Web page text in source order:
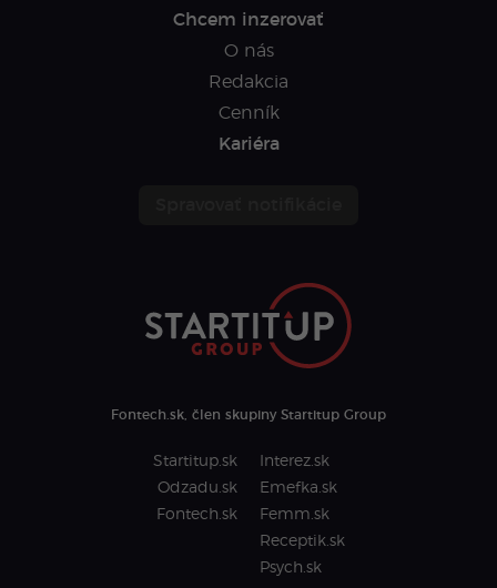
Chcem inzerovať
O nás
Redakcia
Cenník
Kariéra
Fontech.sk, člen skupiny Startitup Group
Startitup.sk
Odzadu.sk
Fontech.sk
Interez.sk
Emefka.sk
Femm.sk
Receptik.sk
Psych.sk